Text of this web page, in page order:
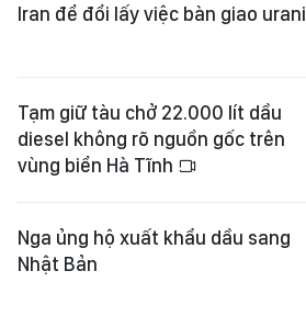
Iran để đổi lấy việc bàn giao urani
Tạm giữ tàu chở 22.000 lít dầu
diesel không rõ nguồn gốc trên
vùng biển Hà Tĩnh
Nga ủng hộ xuất khẩu dầu sang
Nhật Bản